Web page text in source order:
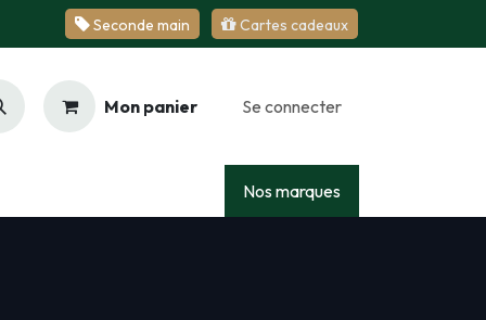
Se​​​​conde ​​​​m​​a​​in Cartes cadeaux
Mon panier Se connecter
Nos marques